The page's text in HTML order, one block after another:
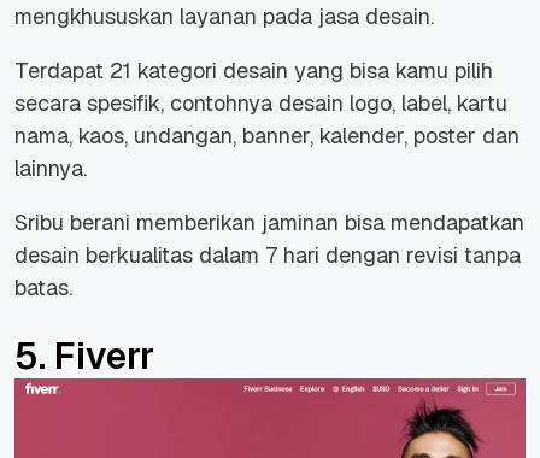
mengkhususkan layanan pada jasa desain.
Terdapat 21 kategori desain yang bisa kamu pilih
secara spesifik, contohnya desain logo, label, kartu
nama, kaos, undangan, banner, kalender, poster dan
lainnya.
Sribu berani memberikan jaminan bisa mendapatkan
desain berkualitas dalam 7 hari dengan revisi tanpa
batas.
5. Fiverr